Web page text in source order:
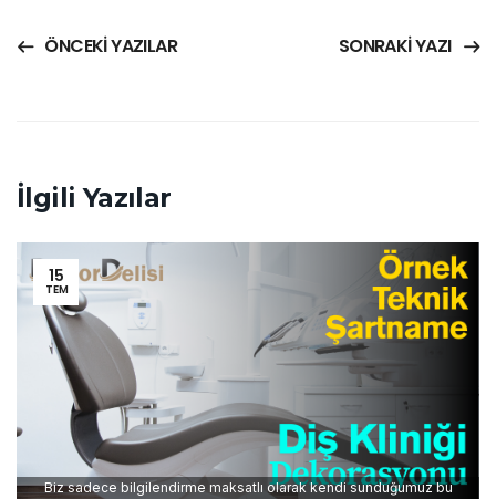
ÖNCEKI YAZILAR SONRAKI YAZI
İlgili Yazılar
15
TEM
Biz sadece bilgilendirme maksatlı olarak kendi sunduğumuz bu